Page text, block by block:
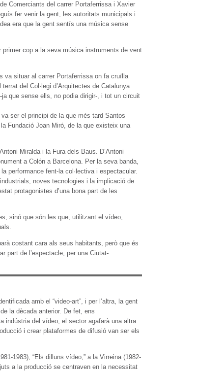
Comerciants del carrer Portaferrissa i Xavier
fer venir la gent, les autoritats municipals i
era que la gent sentís una música sense
cop a la seva música instruments de vent
va situar al carrer Portaferrissa on fa cruïlla
del Col·legi d’Arquitectes de Catalunya
que sense ells, no podia dirigir-, i tot un circuit
ser el principi de la que més tard Santos
Fundació Joan Miró, de la que existeix una
Miralda i la Fura dels Baus. D’Antoni
a Colón a Barcelona. Per la seva banda,
performance fent-la col·lectiva i espectacular.
noves tecnologies i la implicació de
protagonistes d’una bona part de les
sinó que són les que, utilitzant el vídeo,
costant cara als seus habitants, però que és
part de l’espectacle, per una Ciutat-
amb el “video-art”, i per l’altra, la gent
la dècada anterior. De fet, ens
indústria del vídeo, el sector agafarà una altra
i crear plataformes de difusió van ser els
1983), “Els dilluns vídeo,” a la Virreina (1982-
a la producció se centraven en la necessitat